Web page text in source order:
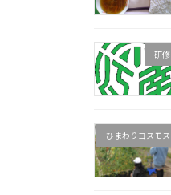
研修
ひまわりコスモス